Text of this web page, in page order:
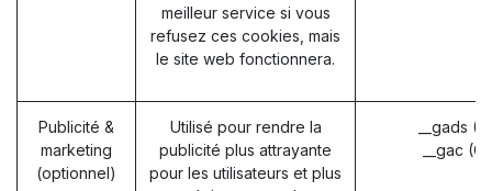
meilleur service si vous
refusez ces cookies, mais
le site web fonctionnera.
Publicité &
marketing
(optionnel)
Utilisé pour rendre la
publicité plus attrayante
pour les utilisateurs et plus
__gads
__gac